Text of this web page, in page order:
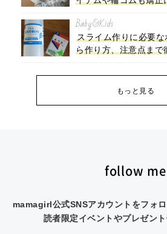
Baby&Kids
スライム作りに必要
ら作り方、注意点まで
もっと見る
follow me
mamagirl公式SNSアカウントをフォ
読者限定イベントやプレゼン